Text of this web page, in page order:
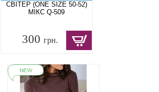
СВІТЕР (ONE SIZE 50-52)
МІКС Q-509
300 грн.